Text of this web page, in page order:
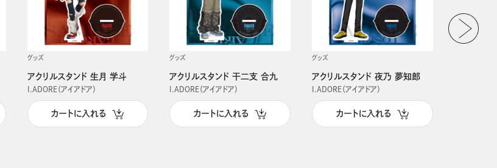
グッズ
アクリルスタンド 生月 学斗
I.ADORE（アイアドア）
カートに入れる
グッズ
アクリルスタンド 干二支 合九
I.ADORE（アイアドア）
カートに入れる
グッズ
アクリルスタンド 夜乃 夢知郎
I.ADORE（アイアドア）
カートに入れる